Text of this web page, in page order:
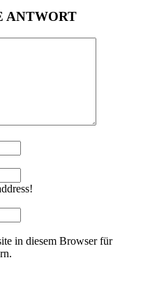
ANTWORT
in diesem Browser für